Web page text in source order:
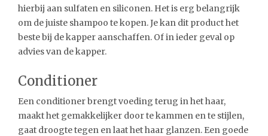
hierbij aan sulfaten en siliconen. Het is erg belangrijk
om de juiste shampoo te kopen. Je kan dit product het
beste bij de kapper aanschaffen. Of in ieder geval op
advies van de kapper.
Conditioner
Een conditioner brengt voeding terug in het haar,
maakt het gemakkelijker door te kammen en te stijlen,
gaat droogte tegen en laat het haar glanzen. Een goede